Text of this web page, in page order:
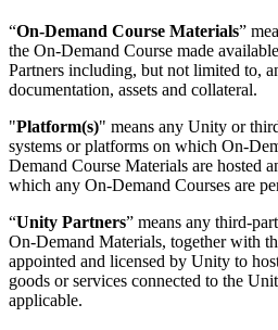
“On-Demand Course Materials”
the On-Demand Course made
Partners including, but not limited to,
documentation, assets and collateral.
"Platform(s)" means any Unity or
systems or platforms on which On-
Demand Course Materials are hosted
which any On-Demand Courses are
“Unity Partners” means any third-
On-Demand Materials, together with
appointed and licensed by Unity to
goods or services connected to the
applicable.